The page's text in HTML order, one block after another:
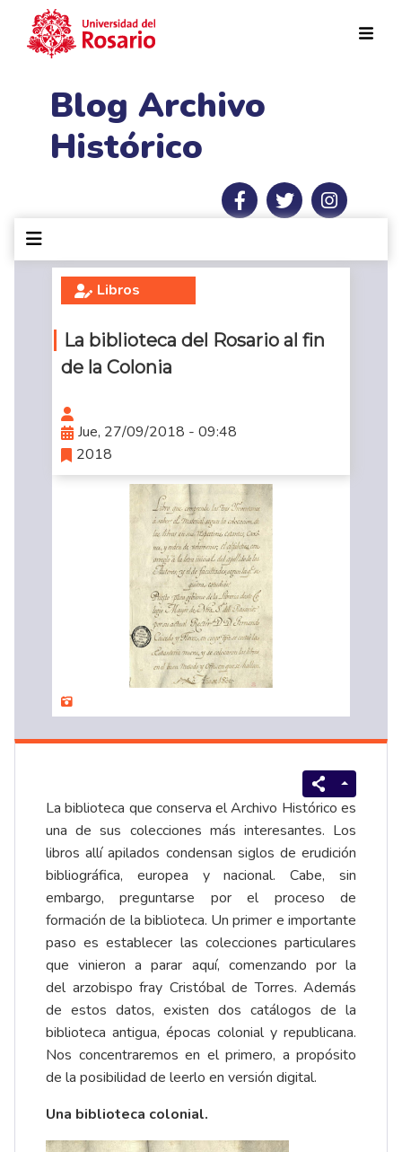
Blog Archivo
Histórico
Libros
La biblioteca del Rosario al fin
de la Colonia
Jue, 27/09/2018 - 09:48
2018
La biblioteca que conserva el Archivo Histórico es
una de sus colecciones más interesantes. Los
libros allí apilados condensan siglos de erudición
bibliográfica, europea y nacional. Cabe, sin
embargo, preguntarse por el proceso de
formación de la biblioteca. Un primer e importante
paso es establecer las colecciones particulares
que vinieron a parar aquí, comenzando por la
del arzobispo fray Cristóbal de Torres. Además
de estos datos, existen dos catálogos de la
biblioteca antigua, épocas colonial y republicana.
Nos concentraremos en el primero, a propósito
de la posibilidad de leerlo en versión digital.
Una biblioteca colonial.